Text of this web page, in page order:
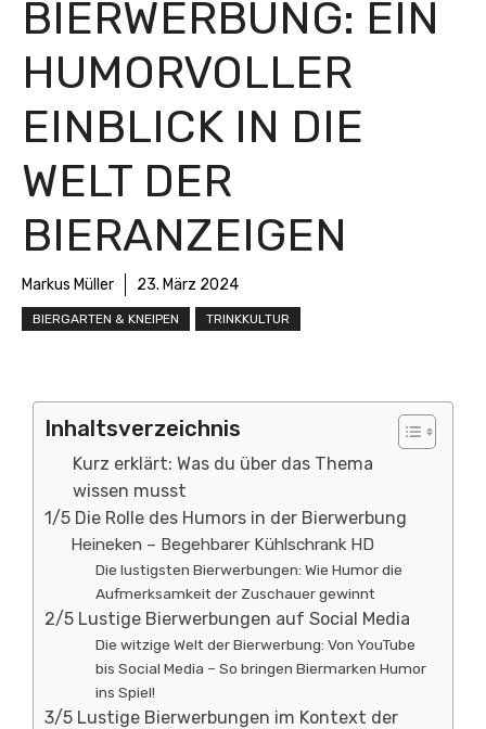
BIERWERBUNG: EIN
HUMORVOLLER
EINBLICK IN DIE
WELT DER
BIERANZEIGEN
Markus Müller 23. März 2024
BIERGARTEN & KNEIPEN TRINKKULTUR
Inhaltsverzeichnis
Kurz erklärt: Was du über das Thema
wissen musst
1/5 Die Rolle des Humors in der Bierwerbung
Heineken – Begehbarer Kühlschrank HD
Die lustigsten Bierwerbungen: Wie Humor die
Aufmerksamkeit der Zuschauer gewinnt
2/5 Lustige Bierwerbungen auf Social Media
Die witzige Welt der Bierwerbung: Von YouTube
bis Social Media – So bringen Biermarken Humor
ins Spiel!
3/5 Lustige Bierwerbungen im Kontext der